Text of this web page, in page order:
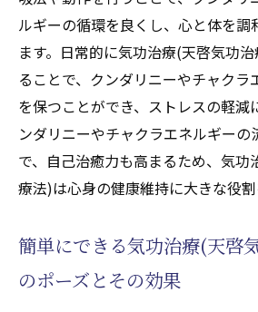
スピリチュアルな気づき
功治療(天啓気功治療や療
自己成長を促す気功治療(
法)の実践的ステップ
日常生活におけるスピリ
療(天啓気功治療や療法)実践
精神的な成長を助ける気功
内なる自己を見つめ直す
ルギーの循環を良くし、心と体を調
ます。日常的に気功治療(天啓気功
ることで、クンダリニーやチャクラ
を保つことができ、ストレスの軽減
ンダリニーやチャクラエネルギーの
で、自己治癒力も高まるため、気功
療法)は心身の健康維持に大きな役割
簡単にできる気功治療(天啓
のポーズとその効果